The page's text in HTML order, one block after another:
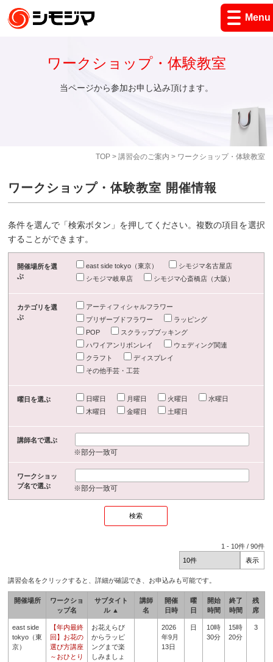
Menu
TOP> 講習会のご案内 > ワークショップ・体験教室
ワークショップ・体験教室
当ページから参加お申し込み頂けます。
ワークショップ・体験教室 開催情報
条件を選んで「検索ボタン」を押してください。複数の項目を選択
することができます。
開催場所を選
ぶ
east side tokyo（東京）
シモジマ名古屋店
シモジマ岐阜店
シモジマ心斎橋店（大阪）
カテゴリを選
ぶ
アーティフィシャルフラワー
プリザーブドフラワー
ラッピング
POP
スクラップブッキング
ハワイアンリボンレイ
ウェディング関連
クラフト
ディスプレイ
その他手芸・工芸
曜日を選ぶ 日曜日 月曜日 火曜日
水曜日
木曜日
金曜日 土曜日
講師名で選ぶ
※部分一致可
ワークショッ
プ名で選ぶ
※部分一致可
1 - 10件 /90件
講習会名をクリックすると、詳細が確認でき、お申込みも可能です。
開催場所
ワークショ
ップ名
サブタイト
ル ▲
講師
名
開催
日時
曜
日
開始
時間
終了
時間
残
席
east side
tokyo（東
京）
【年内最終
回】お花の
選び方講座
～おひとり
お花えらび
からラッピ
ングまで楽
しみましょ
2026
年9月
13日
日
10時
30分
15時
20分
3